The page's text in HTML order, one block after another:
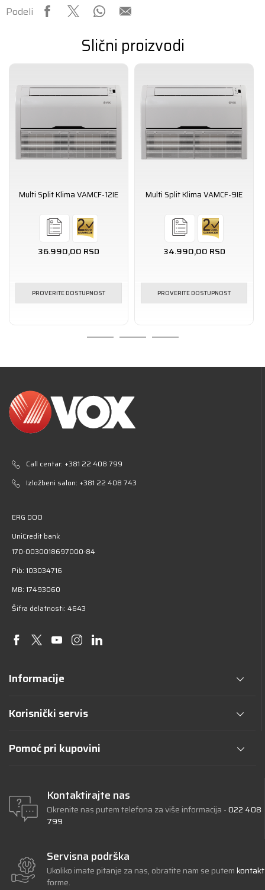
Podeli
Slični proizvodi
Multi Split Klima VAMCF-12IE
36.990,00 RSD
PROVERITE DOSTUPNOST
Multi Split Klima VAMCF-9IE
34.990,00 RSD
PROVERITE DOSTUPNOST
Call centar: +381 22 408 799
Izložbeni salon: +381 22 408 743
ERG DOO
UniCredit bank
170-0030018697000-84
Pib: 103034716
MB: 17493060
Šifra delatnosti: 4643
Informacije
Korisnički servis
Pomoć pri kupovini
Kontaktirajte nas
Okrenite nas putem telefona za više informacija -022 408
799
Servisna podrška
Ukoliko imate pitanje za nas, obratite nam se putemkontakt
forme.